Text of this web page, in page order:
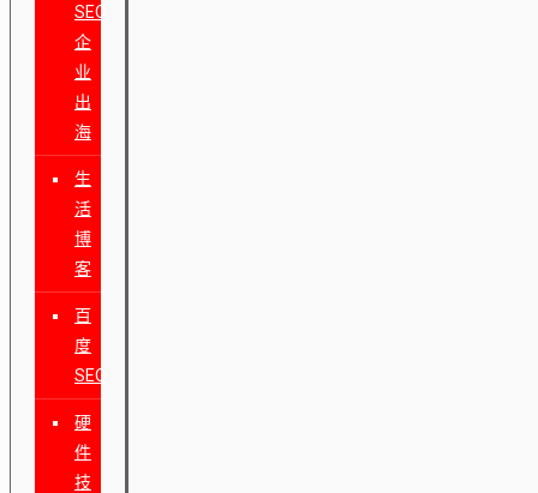
SEO
企
业
出
海
生
活
博
客
百
度
SEO
硬
件
技